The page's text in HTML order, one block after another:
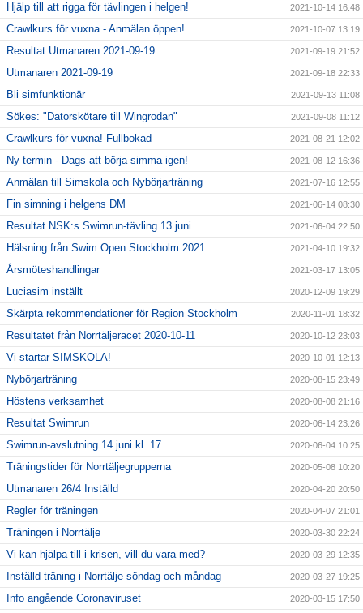
Hjälp till att rigga för tävlingen i helgen! 2021-10-14 16:48
Crawlkurs för vuxna - Anmälan öppen! 2021-10-07 13:19
Resultat Utmanaren 2021-09-19 2021-09-19 21:52
Utmanaren 2021-09-19 2021-09-18 22:33
Bli simfunktionär 2021-09-13 11:08
Sökes: "Datorskötare till Wingrodan" 2021-09-08 11:12
Crawlkurs för vuxna! Fullbokad 2021-08-21 12:02
Ny termin - Dags att börja simma igen! 2021-08-12 16:36
Anmälan till Simskola och Nybörjarträning 2021-07-16 12:55
Fin simning i helgens DM 2021-06-14 08:30
Resultat NSK:s Swimrun-tävling 13 juni 2021-06-04 22:50
Hälsning från Swim Open Stockholm 2021 2021-04-10 19:32
Årsmöteshandlingar 2021-03-17 13:05
Luciasim inställt 2020-12-09 19:29
Skärpta rekommendationer för Region Stockholm 2020-11-01 18:32
Resultatet från Norrtäljeracet 2020-10-11 2020-10-12 23:03
Vi startar SIMSKOLA! 2020-10-01 12:13
Nybörjarträning 2020-08-15 23:49
Höstens verksamhet 2020-08-08 21:16
Resultat Swimrun 2020-06-14 23:26
Swimrun-avslutning 14 juni kl. 17 2020-06-04 10:25
Träningstider för Norrtäljegrupperna 2020-05-08 10:20
Utmanaren 26/4 Inställd 2020-04-20 20:50
Regler för träningen 2020-04-07 21:01
Träningen i Norrtälje 2020-03-30 22:24
Vi kan hjälpa till i krisen, vill du vara med? 2020-03-29 12:35
Inställd träning i Norrtälje söndag och måndag 2020-03-27 19:25
Info angående Coronaviruset 2020-03-15 17:50